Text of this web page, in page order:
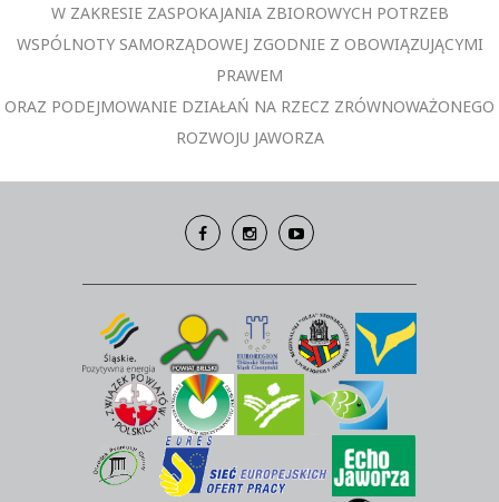
W ZAKRESIE ZASPOKAJANIA ZBIOROWYCH POTRZEB
WSPÓLNOTY SAMORZĄDOWEJ ZGODNIE Z OBOWIĄZUJĄCYMI
PRAWEM
ORAZ PODEJMOWANIE DZIAŁAŃ NA RZECZ ZRÓWNOWAŻONEGO
ROZWOJU JAWORZA